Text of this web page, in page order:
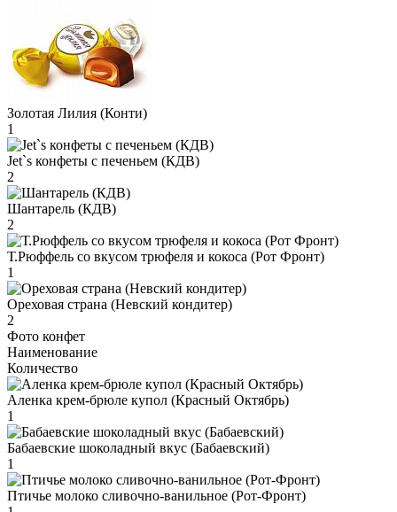
Золотая Лилия (Конти)
1
Jet`s конфеты с печеньем (КДВ)
2
Шантарель (КДВ)
2
Т.Рюффель со вкусом трюфеля и кокоса (Рот Фронт)
1
Ореховая страна (Невский кондитер)
2
Фото конфет
Наименование
Количество
Аленка крем-брюле купол (Красный Октябрь)
1
Бабаевские шоколадный вкус (Бабаевский)
1
Птичье молоко сливочно-ванильное (Рот-Фронт)